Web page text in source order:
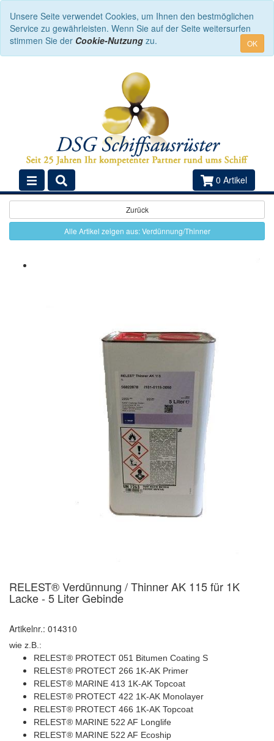
Unsere Seite verwendet Cookies, um Ihnen den bestmöglichen
Service zu gewährleisten. Wenn Sie auf der Seite weitersurfen
stimmen Sie der Cookie-Nutzung zu. OK
0 Artikel
Zurück
Alle Artikel zeigen aus: Verdünnung/Thinner
RELEST® Verdünnung / Thinner AK 115 für 1K
Lacke - 5 Liter Gebinde
Artikelnr.: 014310
wie z.B.:
RELEST® PROTECT 051 Bitumen Coating S
RELEST® PROTECT 266 1K-AK Primer
RELEST® MARINE 413 1K-AK Topcoat
RELEST® PROTECT 422 1K-AK Monolayer
RELEST® PROTECT 466 1K-AK Topcoat
RELEST® MARINE 522 AF Longlife
RELEST® MARINE 522 AF Ecoship